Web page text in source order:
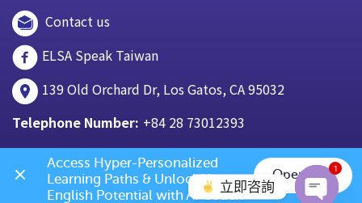
Contact us
ELSA Speak Taiwan
139 Old Orchard Dr, Los Gatos, CA 95032
Telephone Number: +84 28 73012393
立即咨詢
1
Access Hyper-Personalized
Learning Paths & Unlock Your
English Potential with AI Coach
Open App